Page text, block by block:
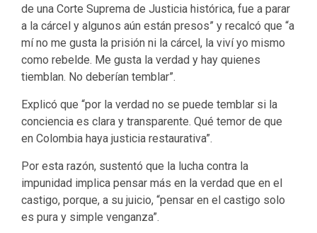
de una Corte Suprema de Justicia histórica, fue a parar
a la cárcel y algunos aún están presos” y recalcó que “a
mí no me gusta la prisión ni la cárcel, la viví yo mismo
como rebelde. Me gusta la verdad y hay quienes
tiemblan. No deberían temblar”.
Explicó que “por la verdad no se puede temblar si la
conciencia es clara y transparente. Qué temor de que
en Colombia haya justicia restaurativa”.
Por esta razón, sustentó que la lucha contra la
impunidad implica pensar más en la verdad que en el
castigo, porque, a su juicio, “pensar en el castigo solo
es pura y simple venganza”.